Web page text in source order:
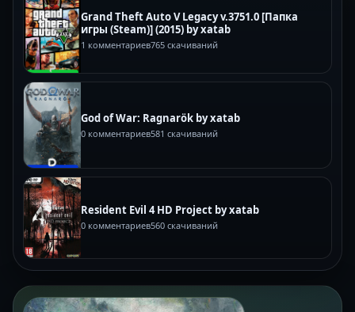
Grand Theft Auto V Legacy v.3751.0 [Папка
игры (Steam)] (2015) by xatab
1 комментариев765 скачиваний
God of War: Ragnarök by xatab
0 комментариев581 скачиваний
Resident Evil 4 HD Project by xatab
0 комментариев560 скачиваний